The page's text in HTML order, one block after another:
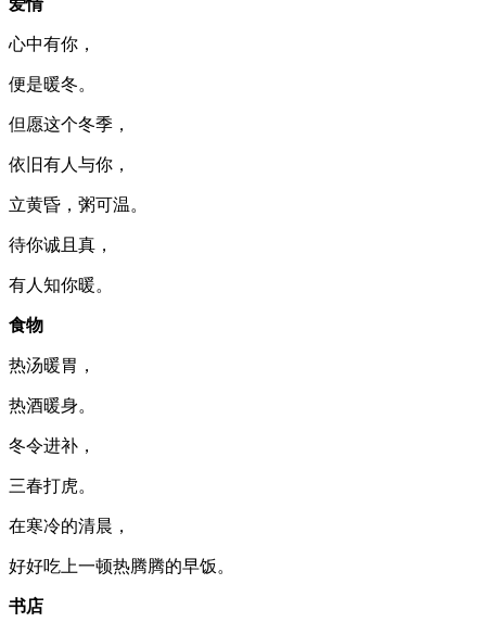
心中有你，
便是暖冬。
但愿这个冬季，
依旧有人与你，
立黄昏，粥可温。
待你诚且真，
有人知你暖。
食物
热汤暖胃，
热酒暖身。
冬令进补，
三春打虎。
在寒冷的清晨，
好好吃上一顿热腾腾的早饭。
书店